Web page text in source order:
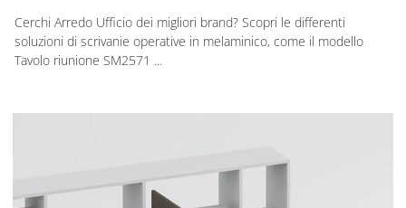
Cerchi Arredo Ufficio dei migliori brand? Scopri le differenti
soluzioni di scrivanie operative in melaminico, come il modello
Tavolo riunione SM2571 ...